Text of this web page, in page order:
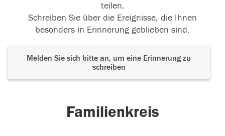
teilen.
Schreiben Sie über die Ereignisse, die Ihnen
besonders in Erinnerung geblieben sind.
Melden Sie sich bitte an, um eine Erinnerung zu
schreiben
Familienkreis